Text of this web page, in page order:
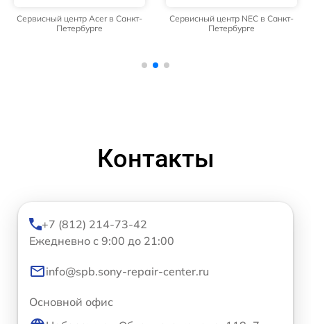
Сервисный центр Acer в Санкт-
Петербурге
Сервисный центр NEC в Санкт-
Петербурге
Контакты
+7 (812) 214-73-42
Ежедневно с 9:00 до 21:00
info@spb.sony-repair-center.ru
Основной офис